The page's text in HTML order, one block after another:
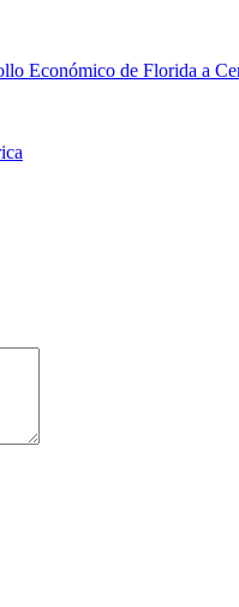
Económico de Florida a